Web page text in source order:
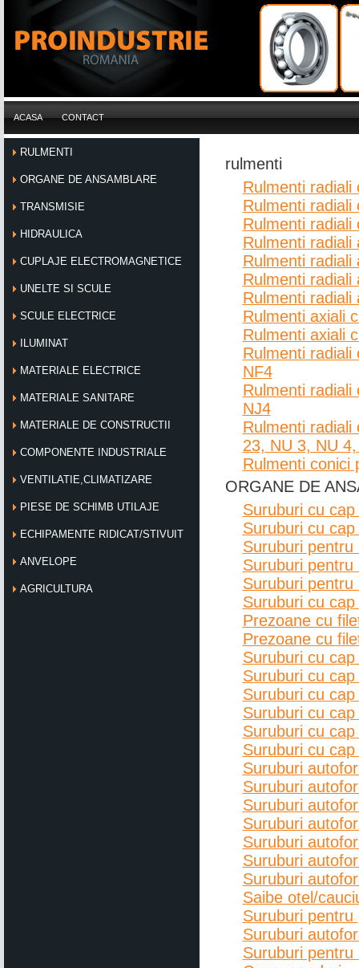
ACASA CONTACT
RULMENTI
ORGANE DE ANSAMBLARE
TRANSMISIE
HIDRAULICA
CUPLAJE ELECTROMAGNETICE
UNELTE SI SCULE
SCULE ELECTRICE
ILUMINAT
MATERIALE ELECTRICE
MATERIALE SANITARE
MATERIALE DE CONSTRUCTII
COMPONENTE INDUSTRIALE
VENTILATIE,CLIMATIZARE
PIESE DE SCHIMB UTILAJE
ECHIPAMENTE RIDICAT/STIVUIT
ANVELOPE
AGRICULTURA
rulmenti
Rulmenti radiali
Rulmenti radiali
Rulmenti radiali
Rulmenti radiali
Rulmenti radiali
Rulmenti radiali
Rulmenti radiali
Rulmenti axiali
Rulmenti axiali
Rulmenti
NF4
Rulmenti
NJ4
Rulmenti
23, NU 3, NU
Rulmenti conici
ORGANE DE
Suruburi cu
Suruburi cu
Suruburi
Suruburi
Suruburi
Suruburi cu
Prezoane cu
Prezoane cu
Suruburi cu
Suruburi cu
Suruburi cu
Suruburi cu
Suruburi cu
Suruburi cu
Suruburi
Suruburi
Suruburi
Suruburi
Suruburi
Suruburi
Suruburi
Saibe otel/
Suruburi pentru
Suruburi
Suruburi